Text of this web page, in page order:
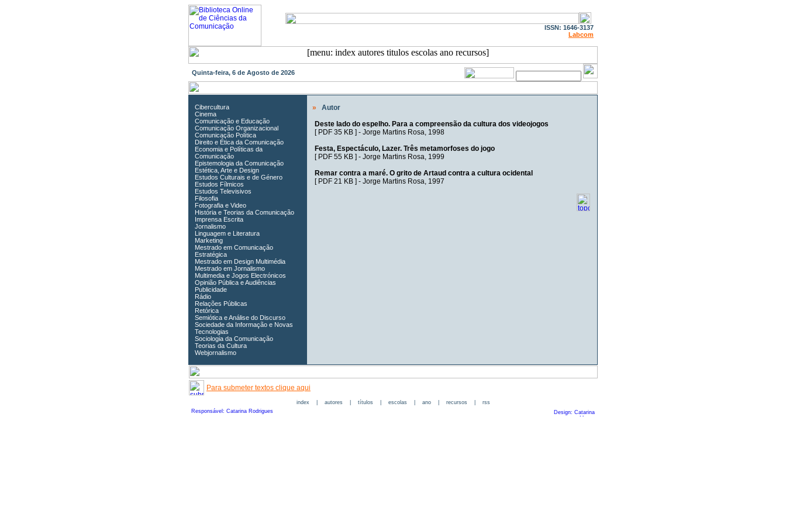
ISSN: 1646-3137
Labcom
Quinta-feira, 6 de Agosto de 2026
Cibercultura
Cinema
Comunicação e Educação
Comunicação Organizacional
Comunicação Política
Direito e Ética da Comunicação
Economia e Políticas da
Comunicação
Epistemologia da Comunicação
Estética, Arte e Design
Estudos Culturais e de Género
Estudos Fílmicos
Estudos Televisivos
Filosofia
Fotografia e Video
História e Teorias da Comunicação
Imprensa Escrita
Jornalismo
Linguagem e Literatura
Marketing
Mestrado em Comunicação
Estratégica
Mestrado em Design Multimédia
Mestrado em Jornalismo
Multimedia e Jogos Electrónicos
Opinião Pública e Audiências
Publicidade
Rádio
Relações Públicas
Retórica
Semiótica e Análise do Discurso
Sociedade da Informação e Novas
Tecnologias
Sociologia da Comunicação
Teorias da Cultura
Webjornalismo
»
Autor
Deste lado do espelho. Para a compreensão da cultura dos videojogos
[ PDF 35 KB] - Jorge Martins Rosa, 1998
Festa, Espectáculo, Lazer. Três metamorfoses do jogo
[ PDF 55 KB] - Jorge Martins Rosa, 1999
Remar contra a maré. O grito de Artaud contra a cultura ocidental
[ PDF 21 KB] - Jorge Martins Rosa, 1997
Para submeter textos clique aqui
index| autores| títulos| escolas| ano| recursos| rss